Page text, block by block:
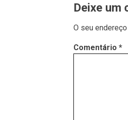
Deixe um
O seu
Comentário *